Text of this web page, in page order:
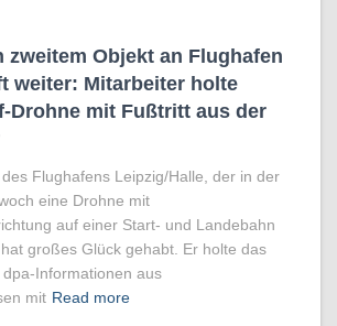
zweitem Objekt an Flughafen
weiter: Mitarbeiter holte
Drohne mit Fußtritt aus der
Flughafens Leipzig/Halle, der in der
eine Drohne mit
auf einer Start- und Landebahn
großes Glück gehabt. Er holte das
Informationen aus
mit Read more